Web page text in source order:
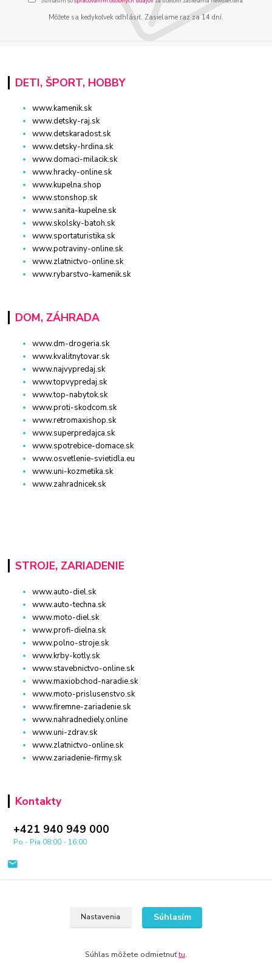
Môžete sa kedykoľvek odhlásiť. Zasielame raz za 14 dní.
DETI, ŠPORT, HOBBY
www.kamenik.sk
www.detsky-raj.sk
www.detskaradost.sk
www.detsky-hrdina.sk
www.domaci-milacik.sk
www.hracky-online.sk
www.kupelna.shop
www.stonshop.sk
www.sanita-kupelne.sk
www.skolsky-batoh.sk
www.sportaturistika.sk
www.potraviny-online.sk
www.zlatnictvo-online.sk
www.rybarstvo-kamenik.sk
DOM, ZÁHRADA
www.dm-drogeria.sk
www.kvalitnytovar.sk
www.najvypredaj.sk
www.topvypredaj.sk
www.top-nabytok.sk
www.proti-skodcom.sk
www.retromaxishop.sk
www.superpredajca.sk
www.spotrebice-domace.sk
www.osvetlenie-svietidla.eu
www.uni-kozmetika.sk
www.zahradnicek.sk
STROJE, ZARIADENIE
www.auto-diel.sk
www.auto-techna.sk
www.moto-diel.sk
www.profi-dielna.sk
www.polno-stroje.sk
www.krby-kotly.sk
www.stavebnictvo-online.sk
www.maxiobchod-naradie.sk
www.moto-prislusenstvo.sk
www.firemne-zariadenie.sk
www.nahradnediely.online
www.uni-zdrav.sk
www.zlatnictvo-online.sk
www.zariadenie-firmy.sk
Kontakty
+421 940 949 000
Po - Pia 08:00 - 16:00
© 2024 Všetky práva vyhradené KAMENIK.SK
Nastavenia Súhlasím
Súhlas môžete odmietnuťtu.